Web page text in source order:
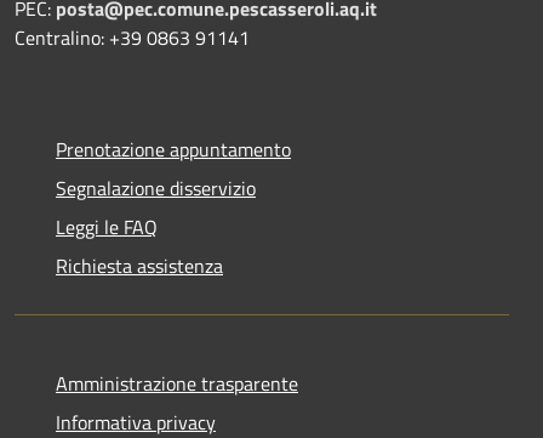
PEC: posta@pec.comune.pescasseroli.aq.it
Centralino: +39 0863 91141
Prenotazione appuntamento
Segnalazione disservizio
Leggi le FAQ
Richiesta assistenza
Amministrazione trasparente
Informativa privacy